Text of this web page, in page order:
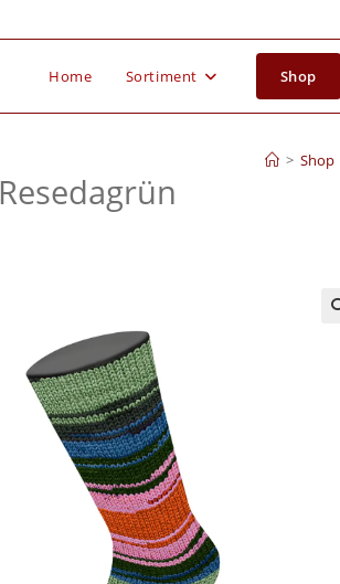
Home Sortiment Shop
Resedagrün
> Shop